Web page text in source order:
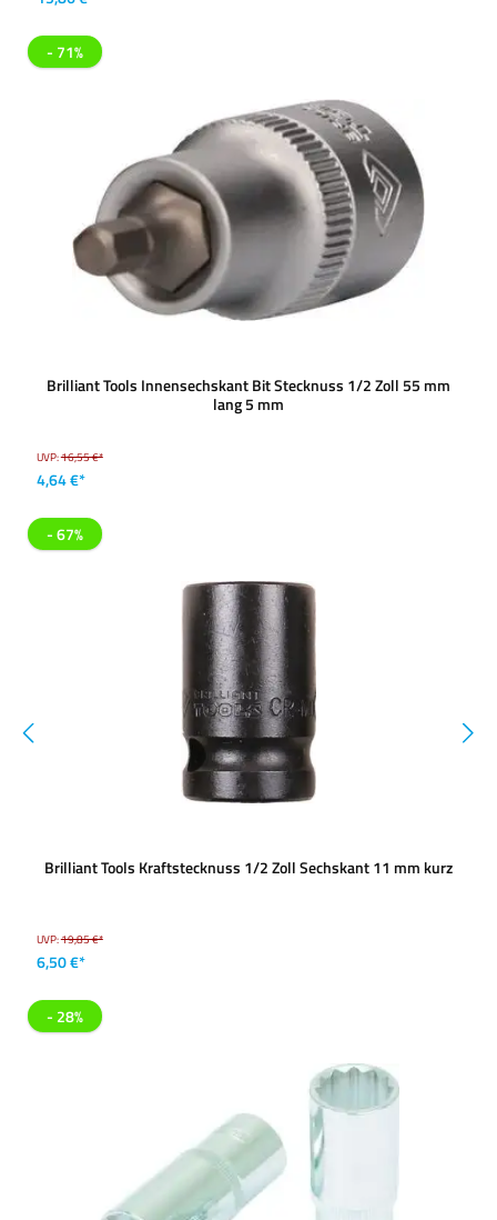
- 71%
Brilliant Tools Innensechskant Bit Stecknuss 1/2 Zoll 55 mm
lang 5 mm
UVP:16,55 €*
4,64 €*
- 67%
Brilliant Tools Kraftstecknuss 1/2 Zoll Sechskant 11 mm kurz
UVP:19,85 €*
6,50 €*
- 28%